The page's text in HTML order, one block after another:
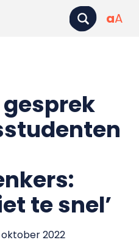
aA
te snel’
oktober 2022